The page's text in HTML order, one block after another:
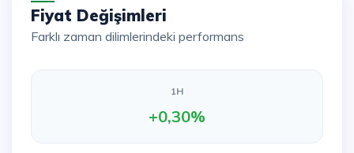
Fiyat Değişimleri
Farklı zaman dilimlerindeki performans
1H
+0,30%